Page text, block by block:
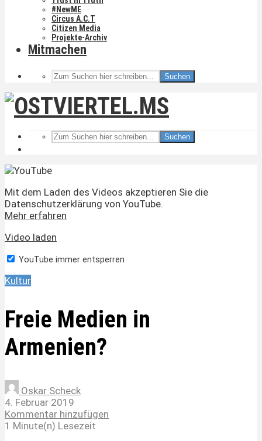
#NewME
Circus A.C.T
Citizen Media
Projekte-Archiv
Mitmachen
Suchen
Suchen
Mit dem Laden des Videos akzeptieren Sie die
Datenschutzerklärung von YouTube.
Mehr erfahren
Video laden
YouTube immer entsperren
Kultur
Freie Medien in
Armenien?
Oskar Scheck
4. Februar 2019
Kommentar hinzufügen
1 Minute(n) Lesezeit